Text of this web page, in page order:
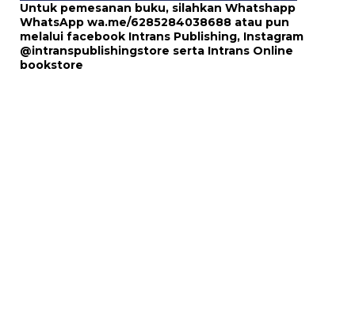
Untuk pemesanan buku, silahkan Whatshapp
WhatsApp wa.me/6285284038688 atau pun
melalui facebook Intrans Publishing, Instagram
@intranspublishingstore serta Intrans Online
bookstore